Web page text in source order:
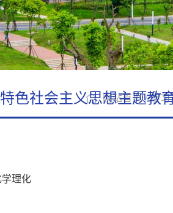
色社会主义思想主题教
网站首页 / 学习
学理化